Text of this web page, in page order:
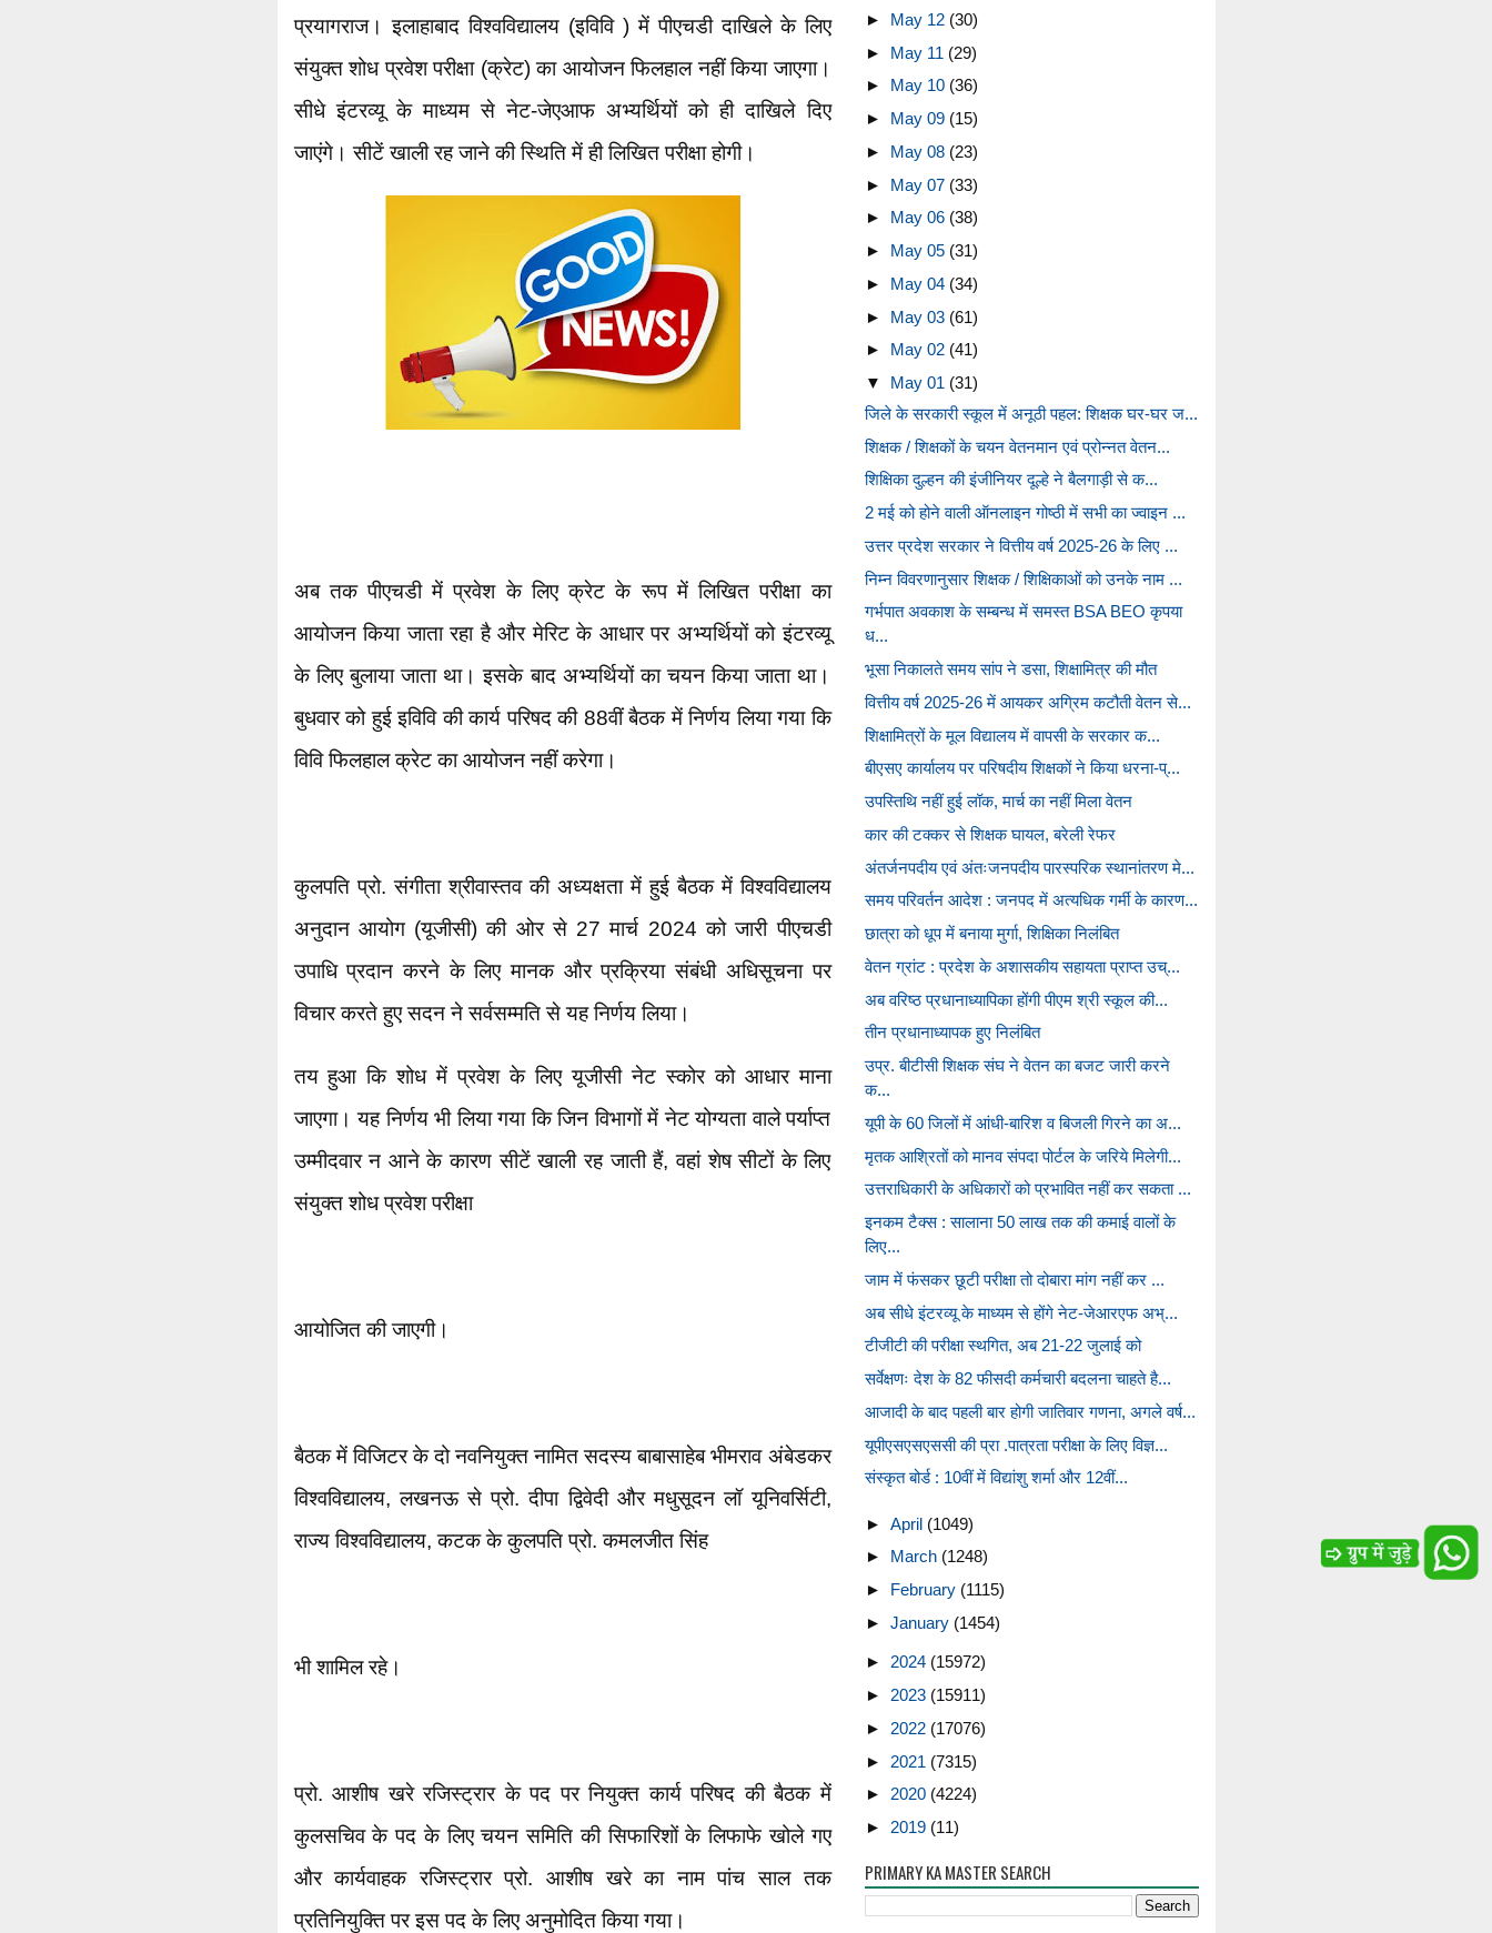
प्रयागराज। इलाहाबाद विश्वविद्यालय (इविवि ) में पीएचडी दाखिले के लिए
संयुक्त शोध प्रवेश परीक्षा (क्रेट) का आयोजन फिलहाल नहीं किया जाएगा।
सीधे इंटरव्यू के माध्यम से नेट-जेएआफ अभ्यर्थियों को ही दाखिले दिए
जाएंगे। सीटें खाली रह जाने की स्थिति में ही लिखित परीक्षा होगी।
अब तक पीएचडी में प्रवेश के लिए क्रेट के रूप में लिखित परीक्षा का
आयोजन किया जाता रहा है और मेरिट के आधार पर अभ्यर्थियों को इंटरव्यू
के लिए बुलाया जाता था। इसके बाद अभ्यर्थियों का चयन किया जाता था।
बुधवार को हुई इविवि की कार्य परिषद की 88वीं बैठक में निर्णय लिया गया कि
विवि फिलहाल क्रेट का आयोजन नहीं करेगा।
कुलपति प्रो. संगीता श्रीवास्तव की अध्यक्षता में हुई बैठक में विश्वविद्यालय
अनुदान आयोग (यूजीसी) की ओर से 27 मार्च 2024 को जारी पीएचडी
उपाधि प्रदान करने के लिए मानक और प्रक्रिया संबंधी अधिसूचना पर
विचार करते हुए सदन ने सर्वसम्मति से यह निर्णय लिया।
तय हुआ कि शोध में प्रवेश के लिए यूजीसी नेट स्कोर को आधार माना
जाएगा। यह निर्णय भी लिया गया कि जिन विभागों में नेट योग्यता वाले पर्याप्त
उम्मीदवार न आने के कारण सीटें खाली रह जाती हैं, वहां शेष सीटों के लिए
संयुक्त शोध प्रवेश परीक्षा
आयोजित की जाएगी।
बैठक में विजिटर के दो नवनियुक्त नामित सदस्य बाबासाहेब भीमराव अंबेडकर
विश्वविद्यालय, लखनऊ से प्रो. दीपा द्विवेदी और मधुसूदन लॉ यूनिवर्सिटी,
राज्य विश्वविद्यालय, कटक के कुलपति प्रो. कमलजीत सिंह
भी शामिल रहे।
प्रो. आशीष खरे रजिस्ट्रार के पद पर नियुक्त कार्य परिषद की बैठक में
कुलसचिव के पद के लिए चयन समिति की सिफारिशों के लिफाफे खोले गए
और कार्यवाहक रजिस्ट्रार प्रो. आशीष खरे का नाम पांच साल तक
प्रतिनियुक्ति पर इस पद के लिए अनुमोदित किया गया।
► May 12 (30)
► May 11 (29)
► May 10 (36)
► May 09 (15)
► May 08 (23)
► May 07 (33)
► May 06 (38)
► May 05 (31)
► May 04 (34)
► May 03 (61)
► May 02 (41)
▼ May 01 (31)
जिले के सरकारी स्कूल में अनूठी पहल: शिक्षक घर-घर ज...
शिक्षक / शिक्षकों के चयन वेतनमान एवं प्रोन्नत वेतन...
शिक्षिका दुल्हन की इंजीनियर दूल्हे ने बैलगाड़ी से क...
2 मई को होने वाली ऑनलाइन गोष्ठी में सभी का ज्वाइन ...
उत्तर प्रदेश सरकार ने वित्तीय वर्ष 2025-26 के लिए ...
निम्न विवरणानुसार शिक्षक / शिक्षिकाओं को उनके नाम ...
गर्भपात अवकाश के सम्बन्ध में समस्त BSA BEO कृपया
ध...
भूसा निकालते समय सांप ने डसा, शिक्षामित्र की मौत
वित्तीय वर्ष 2025-26 में आयकर अग्रिम कटौती वेतन से...
शिक्षामित्रों के मूल विद्यालय में वापसी के सरकार क...
बीएसए कार्यालय पर परिषदीय शिक्षकों ने किया धरना-प्...
उपस्तिथि नहीं हुई लॉक, मार्च का नहीं मिला वेतन
कार की टक्कर से शिक्षक घायल, बरेली रेफर
अंतर्जनपदीय एवं अंतःजनपदीय पारस्परिक स्थानांतरण मे...
समय परिवर्तन आदेश : जनपद में अत्यधिक गर्मी के कारण...
छात्रा को धूप में बनाया मुर्गा, शिक्षिका निलंबित
वेतन ग्रांट : प्रदेश के अशासकीय सहायता प्राप्त उच्...
अब वरिष्ठ प्रधानाध्यापिका होंगी पीएम श्री स्कूल की...
तीन प्रधानाध्यापक हुए निलंबित
उप्र. बीटीसी शिक्षक संघ ने वेतन का बजट जारी करने
क...
यूपी के 60 जिलों में आंधी-बारिश व बिजली गिरने का अ...
मृतक आश्रितों को मानव संपदा पोर्टल के जरिये मिलेगी...
उत्तराधिकारी के अधिकारों को प्रभावित नहीं कर सकता ...
इनकम टैक्स : सालाना 50 लाख तक की कमाई वालों के
लिए...
जाम में फंसकर छूटी परीक्षा तो दोबारा मांग नहीं कर ...
अब सीधे इंटरव्यू के माध्यम से होंगे नेट-जेआरएफ अभ्...
टीजीटी की परीक्षा स्थगित, अब 21-22 जुलाई को
सर्वेक्षणः देश के 82 फीसदी कर्मचारी बदलना चाहते है...
आजादी के बाद पहली बार होगी जातिवार गणना, अगले वर्ष...
यूपीएसएसएससी की प्रा .पात्रता परीक्षा के लिए विज्ञ...
संस्कृत बोर्ड : 10वीं में विद्यांशु शर्मा और 12वीं...
► April (1049)
► March (1248)
► February (1115)
► January (1454)
► 2024 (15972)
► 2023 (15911)
► 2022 (17076)
► 2021 (7315)
► 2020 (4224)
► 2019 (11)
PRIMARY KA MASTER SEARCH